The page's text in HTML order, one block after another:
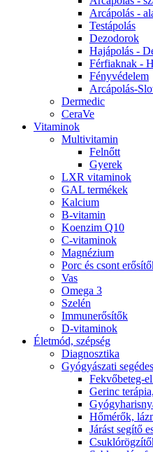
Arcápolás -
Testápolás
Dezodorok
Hajápolás -
Férfiaknak -
Fényvédelem
Arcápolás-
Dermedic
CeraVe
Vitaminok
Multivitamin
Felnőtt
Gyerek
LXR vitaminok
GAL termékek
Kalcium
B-vitamin
Koenzim Q10
C-vitaminok
Magnézium
Porc és csont
Vas
Omega 3
Szelén
Immunerősítők
D-vitaminok
Életmód, szépség
Diagnosztika
Gyógyászati
Fekvőbeteg-
Gerinc
Hőmérők,
Járást segítő